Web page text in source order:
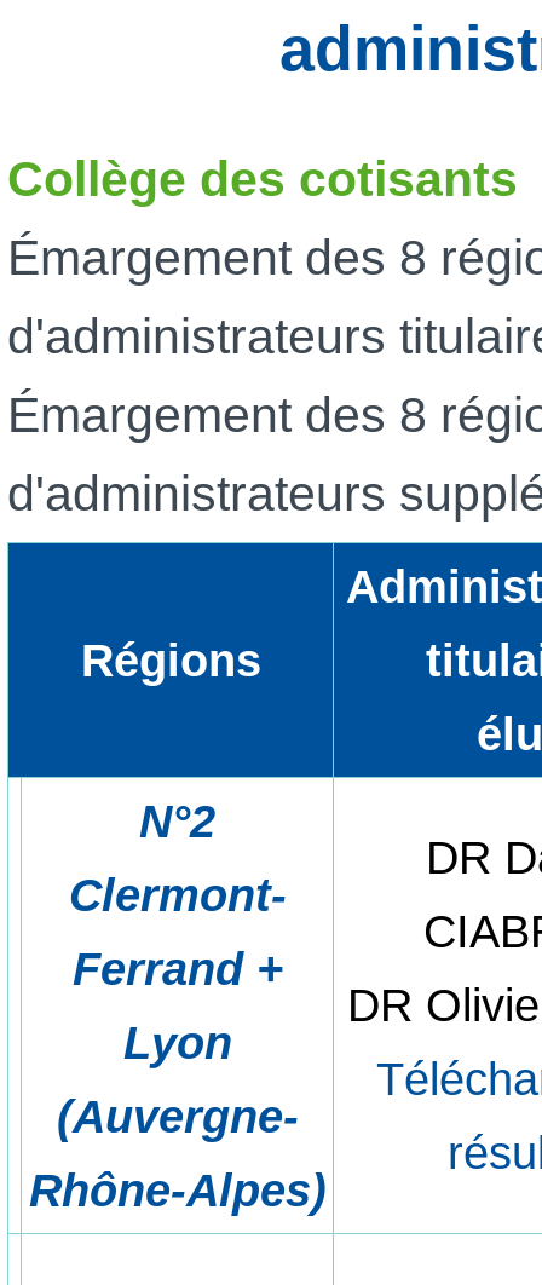
Collège des cotisants
Émargement des 8
d'administrateurs
Émargement des 8
d'administrateurs
Régions
N°2
Clermont-
Ferrand +
Lyon
(Auvergne-
Rhône-Alpes)
DR
DR